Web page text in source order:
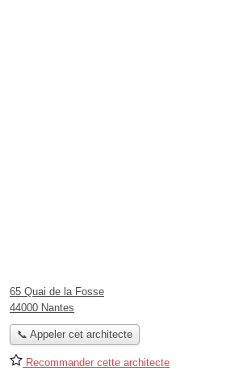
65 Quai de la Fosse
44000 Nantes
📞 Appeler cet architecte
Recommander cette architecte